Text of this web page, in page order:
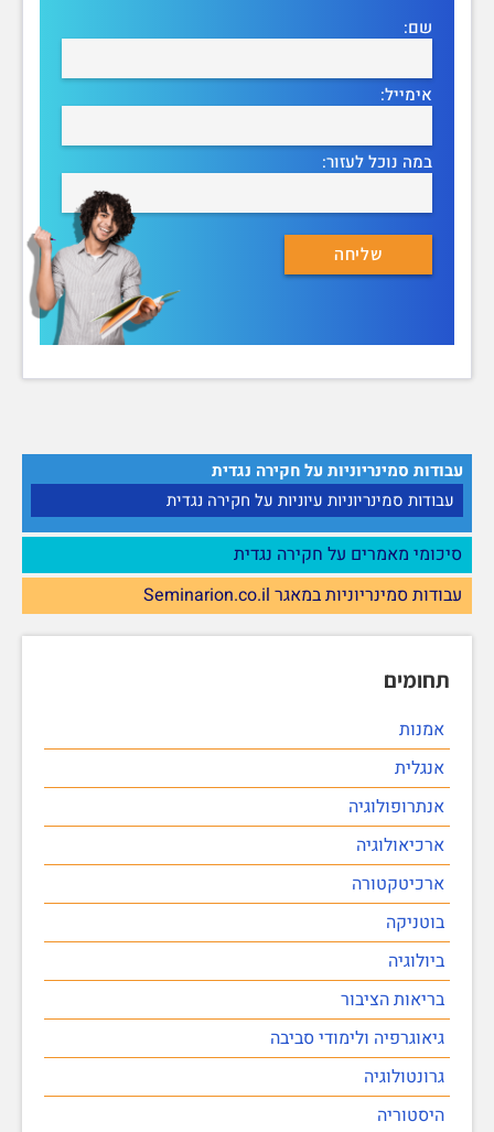
עבודות סמינריוניות על חקירה נגדית
עבודות סמינריוניות עיוניות על חקירה נגדית
סיכומי מאמרים על חקירה נגדית
עבודות סמינריוניות במאגר Seminarion.co.il
תחומים
אמנות
אנגלית
אנתרופולוגיה
ארכיאולוגיה
ארכיטקטורה
בוטניקה
ביולוגיה
בריאות הציבור
גיאוגרפיה ולימודי סביבה
גרונטולוגיה
היסטוריה
שם:
אימייל:
במה נוכל לעזור: